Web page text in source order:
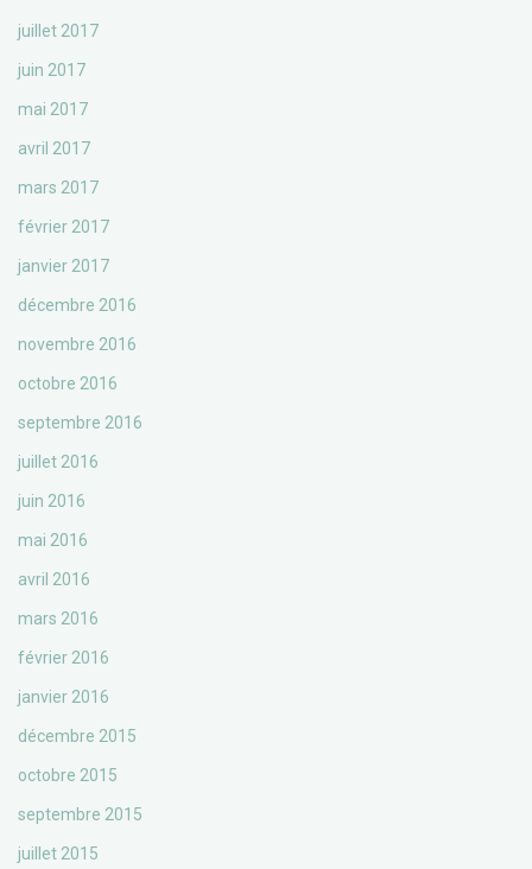
juillet 2017
juin 2017
mai 2017
avril 2017
mars 2017
février 2017
janvier 2017
décembre 2016
novembre 2016
octobre 2016
septembre 2016
juillet 2016
juin 2016
mai 2016
avril 2016
mars 2016
février 2016
janvier 2016
décembre 2015
octobre 2015
septembre 2015
juillet 2015